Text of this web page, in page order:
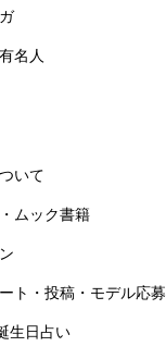
名人
いて
ムック書籍
ト・投稿・モデル応募
生日占い